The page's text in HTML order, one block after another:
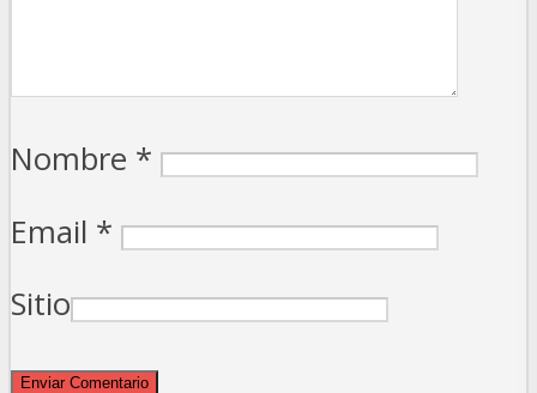
Nombre *
Email *
Sitio